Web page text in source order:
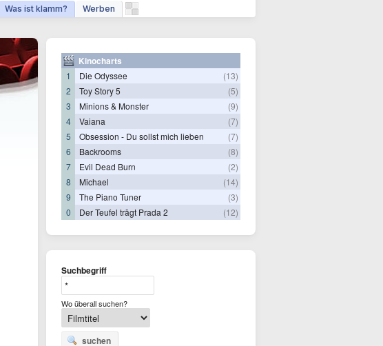
Was ist klamm? Werben
Kinocharts
1 Die Odyssee
(13)
2
Toy Story 5
(5)
3
Minions & Monster
(9)
4
Vaiana
(7)
5
Obsession - Du sollst mich lieben
(7)
6
Backrooms
(8)
7
Evil Dead Burn
(2)
8
Michael
(14)
9
The Piano Tuner
(3)
0
Der Teufel trägt Prada 2 (12)
Suchbegriff
Wo überall suchen?
suchen